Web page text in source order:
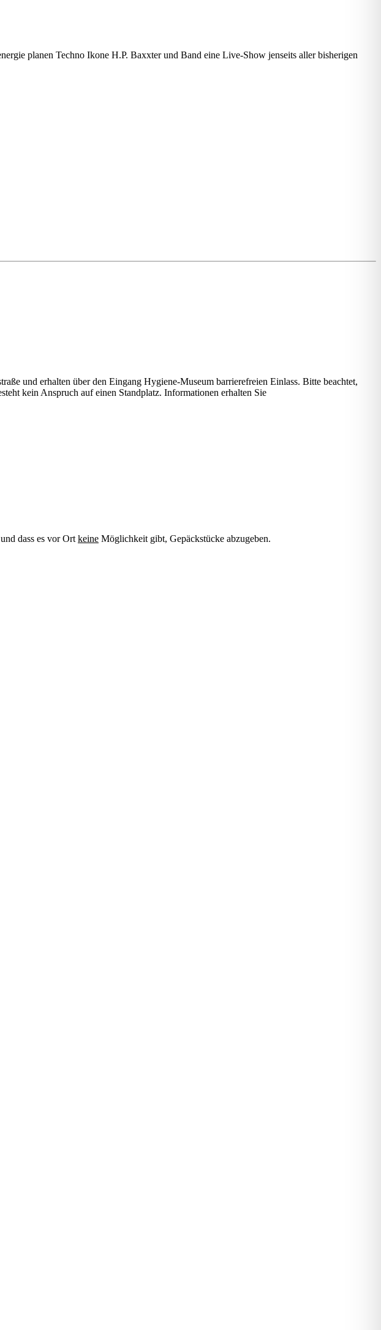
planen Techno Ikone H.P. Baxxter und Band eine Live-Show jenseits aller bisherigen
und erhalten über den Eingang Hygiene-Museum barrierefreien Einlass. Bitte beachtet,
kein Anspruch auf einen Standplatz. Informationen erhalten Sie
dass es vor Ort keine Möglichkeit gibt, Gepäckstücke abzugeben.